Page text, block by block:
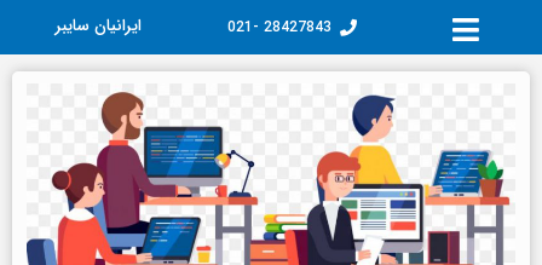
محتوا
28427843 -021 ایرانیان سایبر